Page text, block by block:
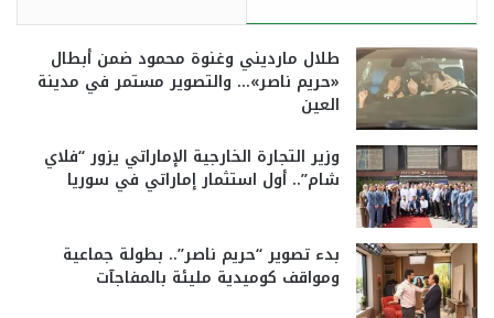
طلال مارديني وغنوة محمود ضمن أبطال
«حريم ناصر»… والتصوير مستمر في مدينة
العين
وزير التجارة الخارجية الإماراتي يزور “فلاي
شام”.. أول استثمار إماراتي في سوريا
بدء تصوير “حريم ناصر”.. بطولة جماعية
ومواقف كوميدية مليئة بالمفاجآت